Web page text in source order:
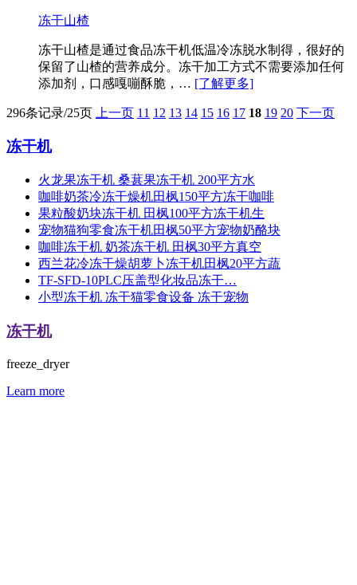
冻干山楂
冻干山楂是通过食品冻干机​低温冷冻脱水制得，很好的
保留了山楂的营养成分。冻干加工方式不需要添加任何
添加剂，口感嘎嘣酥脆，… [了解更多]
296条记录/25页 上一页 11 12 13 14 15 16 17 18 19 20 下一页
冻干机
火龙果冻干机 桑葚果冻干机 200平方水
咖啡奶茶冷冻干燥机田枫150平方冻干咖啡
果粒酸奶块冻干机 田枫100平方冻干机生
宠物猫狗零食冻干机田枫50平方宠物奶酪块
咖啡冻干机 奶茶冻干机 田枫30平方真空
西兰花冷冻干燥胡萝卜冻干机田枫20平方蔬
TF-SFD-10PLC压盖型化妆品冻干…
小型冻干机 冻干猫零食设备 冻干宠物
冻干机
freeze_dryer
Learn more